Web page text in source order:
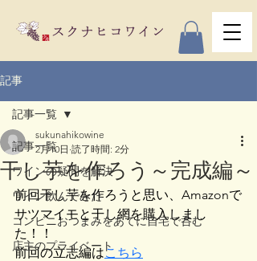
記事
記事一覧
ワインの疑問を解決
ワイン飲んでみた
コンビニおつまみをあてに自宅で呑む
店主のプライベート
記事一覧
干し芋を作ろう～完成編～
sukunahikowine
2月10日 読了時間: 2分
前回干し芋を作ろうと思い、Amazonで
サツマイモと干し網を購入しまし
た！！
前回の立志編はこちら